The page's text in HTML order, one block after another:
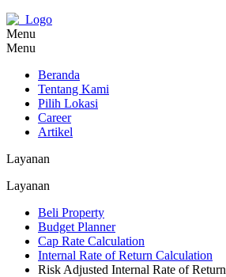
Menu
Menu
Beranda
Tentang Kami
Pilih Lokasi
Career
Artikel
Layanan
Layanan
Beli Property
Budget Planner
Cap Rate Calculation
Internal Rate of Return Calculation
Risk Adjusted Internal Rate of Return